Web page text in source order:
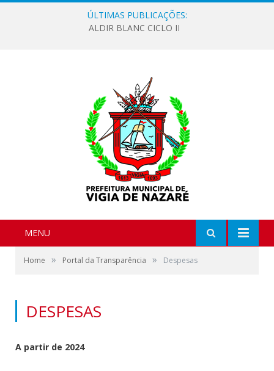
ÚLTIMAS PUBLICAÇÕES:
ALDIR BLANC CICLO II
MENU
Home » Portal da Transparência » Despesas
DESPESAS
A partir de 2024